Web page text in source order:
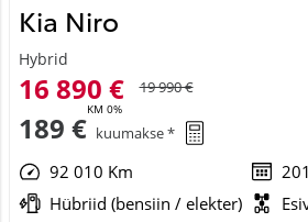
Kia Niro
Hybrid
16 890 €
KM 0%
19 990 €
189 € kuumakse *
92 010 Km
Hübriid (bensiin / elekter)